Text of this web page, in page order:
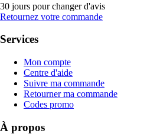
30 jours pour changer d'avis
Retournez votre commande
Services
Mon compte
Centre d'aide
Suivre ma commande
Retourner ma commande
Codes promo
À propos